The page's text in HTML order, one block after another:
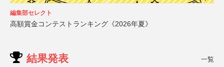
編集部セレクト
高額賞金コンテストランキング《2026年夏》
結果発表 一覧